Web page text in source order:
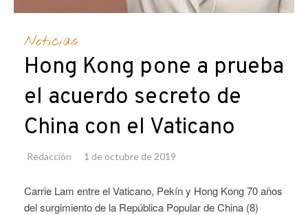
Noticias
Hong Kong pone a prueba
el acuerdo secreto de
China con el Vaticano
Redacción 1 de octubre de 2019
Carrie Lam entre el Vaticano, Pekín y Hong Kong 70 años
del surgimiento de la República Popular de China (8)